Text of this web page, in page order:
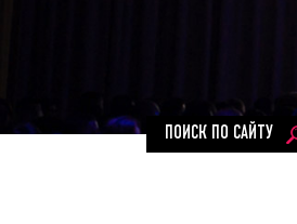
ПОИСК ПО САЙТУ